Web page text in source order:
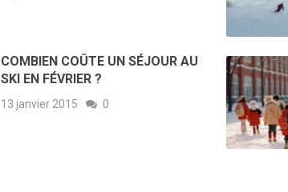
COMBIEN COÛTE UN SÉJOUR AU
SKI EN FÉVRIER ?
13 janvier 2015 0